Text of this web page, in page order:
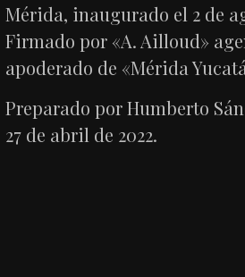
Mérida, inaugurado el 2 de
Firmado por «A. Ailloud»
apoderado de «Mérida
Preparado por Humberto
27 de abril de 2022.